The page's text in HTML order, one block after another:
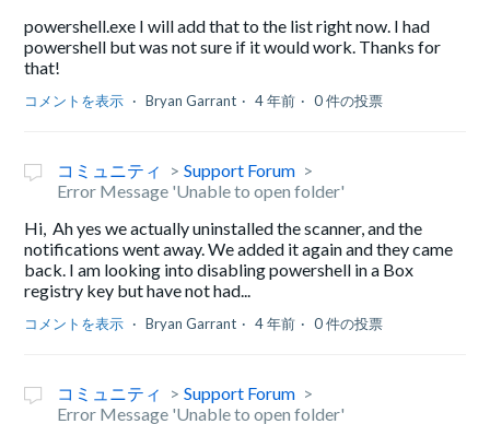
powershell.exe I will add that to the list right now. I had
powershell but was not sure if it would work. Thanks for
that!
コメントを表示 Bryan Garrant 4 年前 0 件の投票
コミュニティ
Support Forum
Error Message 'Unable to open folder'
Hi, Ah yes we actually uninstalled the scanner, and the
notifications went away. We added it again and they came
back. I am looking into disabling powershell in a Box
registry key but have not had...
コメントを表示 Bryan Garrant 4 年前 0 件の投票
コミュニティ
Support Forum
Error Message 'Unable to open folder'